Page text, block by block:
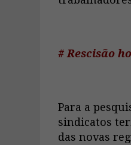
# Rescisão
Para a
sindicatos
das novas